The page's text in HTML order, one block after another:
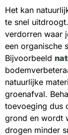
Het kan
te snel
verdorren waar
een organische
Bijvoorbeeld
natuurlijke
groenafval.
toevoeging dus
grond en wordt
drogen minder